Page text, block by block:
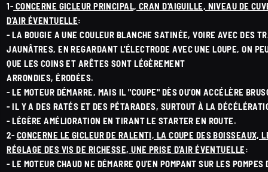
1- CONCERNE GICLEUR PRINCIPAL, CRAN D'AIGUILLE, NIVEAU DE
D'AIR ÉVENTUELLE:
- LA BOUGIE A UNE COULEUR BLANCHE SATINÉE, VOIRE AVEC DES
JAUNÂTRES, EN REGARDANT L'ÉLECTRODE AVEC UNE LOUPE, ON
QUE LES COINS ET ARÊTES SONT LÉGÈREMENT
ARRONDIES, ÉRODÉES.
- LE MOTEUR DÉMARRE, MAIS IL "COUPE" DÈS QU'ON ACCÉLÈRE
- IL Y A DES RATÉS ET DES PÉTARADES, SURTOUT À LA
- LÉGÈRE AMÉLIORATION EN TIRANT LE STARTER EN ROUTE.
2- CONCERNE LE GICLEUR DE RALENTI, LA COUPE DES BOISSEAUX,
RÉGLAGE DES VIS DE RICHESSE, UNE PRISE D'AIR ÉVENTUELLE:
- LE MOTEUR CHAUD NE DÉMARRE QU'EN POMPANT SUR LES POMPES